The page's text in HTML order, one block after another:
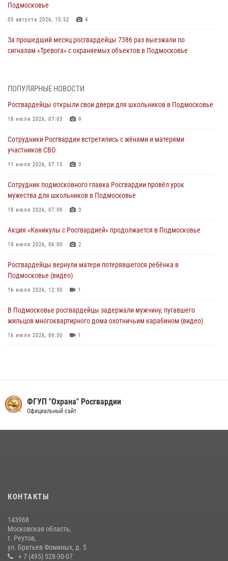
Подмосковье
05 августа 2026, 15:52 4
За прошедший месяц росгвардейцы 7386 раз выезжали по
сигналам «Тревога» с охраняемых объектов в Подмосковье
Росгвардейцы пресекли кражу из супермаркета в Подмосковье
03 августа 2026, 15:26
«семейным подрядом» в Подмосковье (видео)
03 августа 2026, 14:57
крупную сумму в Подмосковье
31 июля 2026, 14:00
действиях в Подмосковье (видео)
31 июля 2026, 09:30 1
ПОПУЛЯРНЫЕ НОВОСТИ
Росгвардейцы открыли свои двери для школьников в Подмосковье
18 июля 2026, 07:03 9
Сотрудники Росгвардии встретились с жёнами и матерями
участников СВО
11 июля 2026, 07:15 3
Сотрудник подмосковного главка Росгвардии провёл урок
мужества для школьников в Подмосковье
18 июля 2026, 07:09 3
Акция «Каникулы с Росгвардией» продолжается в Подмосковье
19 июля 2026, 06:00 2
Росгвардейцы вернули матери потерявшегося ребёнка в
Подмосковье (видео)
16 июля 2026, 12:30 1
В Подмосковье росгвардейцы задержали мужчину, пугавшего
жильцов многоквартирного дома охотничьим карабином (видео)
16 июля 2026, 09:30 1
13 июля 2026, 14:14 1
Росгвардейцы задержали рецидивиста, подозреваемого в краже на
крупную сумму в Подмосковье
14 июля 2026, 14:41
ФГУП "Охрана" Росгвардии
Официальный сайт
КОНТАКТЫ
143968
Московская область,
г. Реутов,
ул. Братьев Фоминых, д. 5
+ 7 (495) 528-30-07